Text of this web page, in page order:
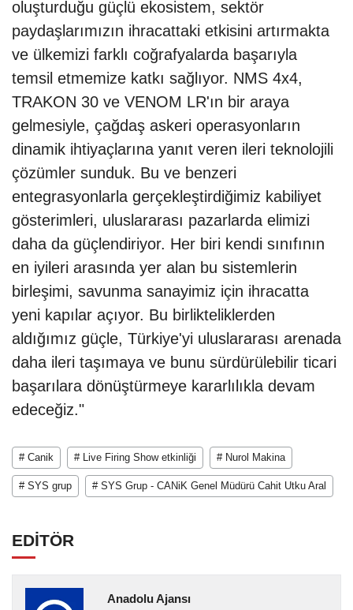
oluşturduğu güçlü ekosistem, sektör
paydaşlarımızın ihracattaki etkisini artırmakta
ve ülkemizi farklı coğrafyalarda başarıyla
temsil etmemize katkı sağlıyor. NMS 4x4,
TRAKON 30 ve VENOM LR'ın bir araya
gelmesiyle, çağdaş askeri operasyonların
dinamik ihtiyaçlarına yanıt veren ileri teknolojili
çözümler sunduk. Bu ve benzeri
entegrasyonlarla gerçekleştirdiğimiz kabiliyet
gösterimleri, uluslararası pazarlarda elimizi
daha da güçlendiriyor. Her biri kendi sınıfının
en iyileri arasında yer alan bu sistemlerin
birleşimi, savunma sanayimiz için ihracatta
yeni kapılar açıyor. Bu birlikteliklerden
aldığımız güçle, Türkiye'yi uluslararası arenada
daha ileri taşımaya ve bunu sürdürülebilir ticari
başarılara dönüştürmeye kararlılıkla devam
edeceğiz."
# Canik # Live Firing Show etkinliği # Nurol Makina
# SYS grup # SYS Grup - CANiK Genel Müdürü Cahit Utku Aral
EDİTÖR
Anadolu Ajansı